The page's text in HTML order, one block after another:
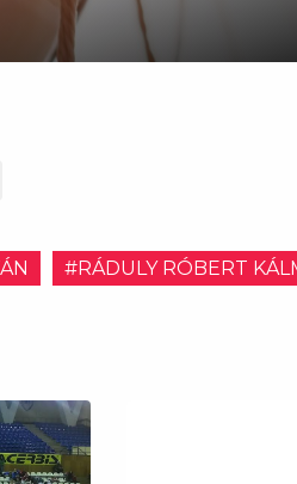
#RÁDULY RÓBERT